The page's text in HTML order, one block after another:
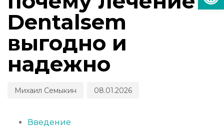
Dentalsem
выгодно и
надежно
Михаил Семыкин 08.01.2026
Введение